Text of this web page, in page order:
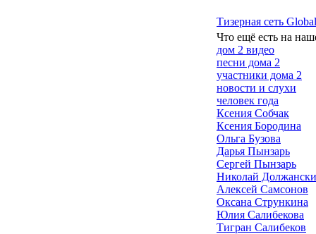
Тизерная сеть
Что ещё есть на
дом 2 видео
песни дома 2
участники дома 2
новости и слухи
человек года
Ксения Собчак
Ксения Бородина
Ольга Бузова
Дарья Пынзарь
Сергей Пынзарь
Николай
Алексей Самсонов
Оксана Стрункина
Юлия Салибекова
Тигран Салибеков